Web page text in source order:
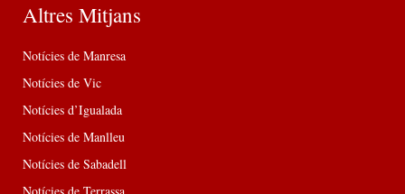
Altres Mitjans
Notícies de Manresa
Notícies de Vic
Notícies d’Igualada
Notícies de Manlleu
Notícies de Sabadell